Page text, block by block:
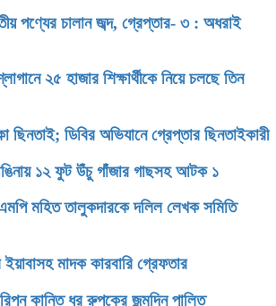
পণ্যের চালান জব্দ, গ্রেপ্তার- ৩ : অধরাই
২৫ হাজার শিক্ষার্থীকে নিয়ে চলছে তিন
ছিনতাই; ডিবির অভিযানে গ্রেপ্তার ছিনতাইকারী
১২ ফুট উঁচু গাঁজার গাছসহ আটক ১
মহিত তালুকদারকে দলিল লেখক সমিতি
মাদক কারবারি গ্রেফতার
কান্তি ধর রুপকের জন্মদিন পালিত